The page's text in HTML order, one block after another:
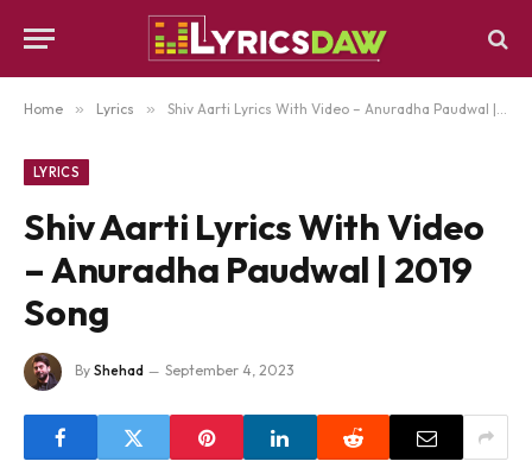
Home » Lyrics » Shiv Aarti Lyrics With Video – Anuradha Paudwal | 2019 Song
LYRICS
Shiv Aarti Lyrics With Video
– Anuradha Paudwal | 2019
Song
By Shehad September 4, 2023